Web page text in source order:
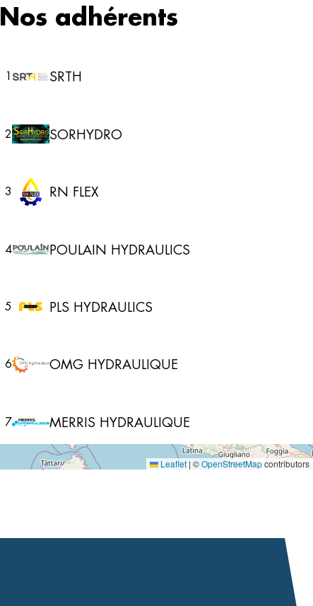
Leaflet | ©OpenStreetMapcontributors
Nos adhérents
1 SRTH
2 SORHYDRO
3 RN FLEX
4 POULAIN HYDRAULICS
5 PLS HYDRAULICS
6 OMG HYDRAULIQUE
7 MERRIS HYDRAULIQUE
9 MECA HP